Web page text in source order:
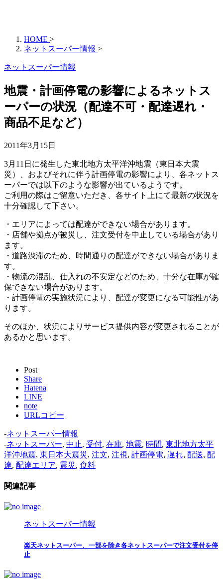
HOME >
ネットスーパー情報 >
ネットスーパー情報
地震・計画停電の影響によるネットス
ーパーの状況（配達不可・配達遅れ・
商品不足など）
2011年3月15日
3月11日に発生した東北地方太平洋沖地震（東日本大震
災）、およびそれに伴う計画停電の影響により、各ネットス
ーパーでは以下のような影響が出ているようです。
ご利用の際はご留意いただき、各サイト上にて最新の状況を
十分確認して下さい。
・エリアによっては配達ができない場合があります。
・店舗や拠点が被災し、注文受付を中止している場合があり
ます。
・道路渋滞のため、時間通りの配達ができない場合がありま
す。
・物流の混乱、仕入れの不安定などのため、十分な在庫が確
保できない場合があります。
・計画停電の実施状況により、配達が変更になる可能性があ
ります。
そのほか、状況によりサービス提供内容が変更されることが
あるかと思います。
Post
Share
Hatena
LINE
note
URLコピー
-ネットスーパー情報
-ネットスーパー, 中止, 受付, 在庫, 地震, 時間, 東北地方太平
洋沖地震, 東日本大震災, 注文, 注視, 計画停電, 遅れ, 配送, 配
達, 配達エリア, 震災, 食料
関連記事
ネットスーパー情報
楽天ネットスーパー、一部を除き各ネットスーパーで注文受付を停
止